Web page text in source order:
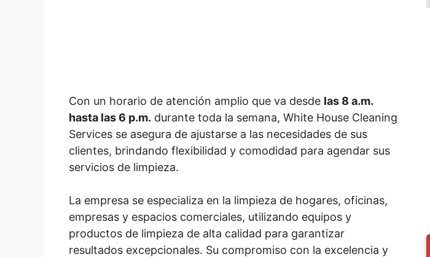
Con un horario de atención amplio que va desde las 8 a.m.
hasta las 6 p.m. durante toda la semana, White House Cleaning
Services se asegura de ajustarse a las necesidades de sus
clientes, brindando flexibilidad y comodidad para agendar sus
servicios de limpieza.
La empresa se especializa en la limpieza de hogares, oficinas,
empresas y espacios comerciales, utilizando equipos y
productos de limpieza de alta calidad para garantizar
resultados excepcionales. Su compromiso con la excelencia y